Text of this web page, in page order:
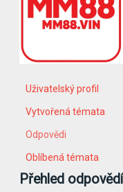
Uživatelský profil
Vytvořená témata
Odpovědi
Oblíbená témata
Přehled odpovědí